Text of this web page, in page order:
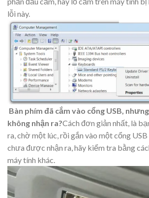
lỗi này.
Bàn phím đã cắm vào cổng USB,
không nhận ra?Cách đơn giản nhất, là
ra, chờ một lúc, rồi gắn vào một cổng
chưa được nhận ra, hãy kiểm tra bằng
máy tính khác.